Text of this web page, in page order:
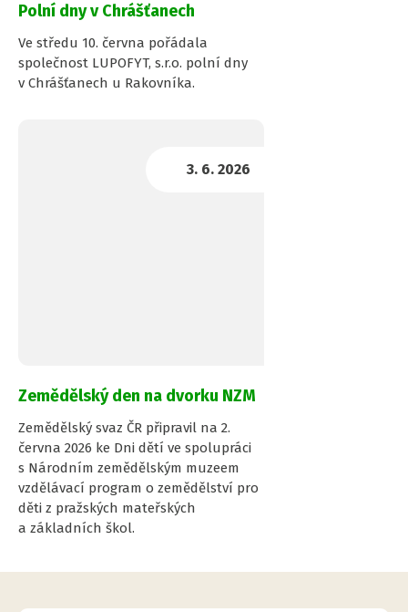
Polní dny v Chrášťanech
Ve středu 10. června pořádala
společnost LUPOFYT, s.r.o. polní dny
v Chrášťanech u Rakovníka.
Zemědělský den na dvorku NZM
Zemědělský svaz ČR připravil na 2.
června 2026 ke Dni dětí ve spolupráci
s Národním zemědělským muzeem
vzdělávací program o zemědělství pro
děti z pražských mateřských
a základních škol.